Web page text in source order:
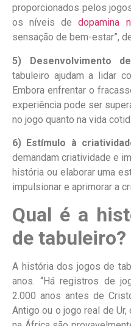
proporcionados pelos
os níveis dedopamina
sensação de bem-estar”,
5) Desenvolvimento
tabuleiro ajudam a lidar
Embora enfrentar o
experiência pode ser
no jogo quanto na vida
6) Estímulo à
demandam criatividade e
história ou elaborar uma
impulsionar e aprimorar a
Qual é a
de tabuleiro?
A história dos jogos de
anos. “Há registros de
2.000 anos antes de
Antigo ou o jogo real de